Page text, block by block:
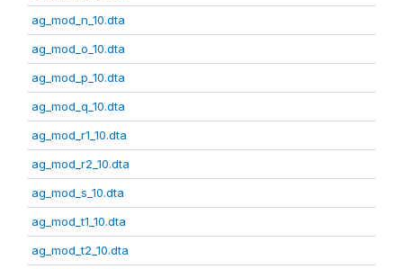
ag_mod_n_10.dta
ag_mod_o_10.dta
ag_mod_p_10.dta
ag_mod_q_10.dta
ag_mod_r1_10.dta
ag_mod_r2_10.dta
ag_mod_s_10.dta
ag_mod_t1_10.dta
ag_mod_t2_10.dta